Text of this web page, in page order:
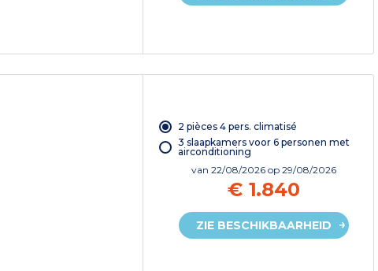
2 pièces 4 pers. climatisé
3 slaapkamers voor 6 personen met
airconditioning
van 22/08/2026 op 29/08/2026
€ 1.840
ZIE BESCHIKBAARHEID